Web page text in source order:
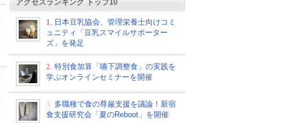
アクセスランキング トップ10
1.
日本豆乳協会、管理栄養士向けコミ
ュニティ「豆乳スマイルサポーター
ズ」を発足
2. 特別食加算「嚥下調整食」の実践を
学ぶオンラインセミナーを開催
3. 多職種で食の尊厳支援を議論！新宿
食支援研究会「夏のReboot」を開催